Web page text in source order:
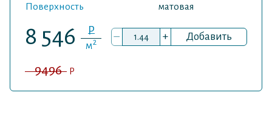
Поверхность
матовая
8 546 P
м2 – + Добавить
9496 P